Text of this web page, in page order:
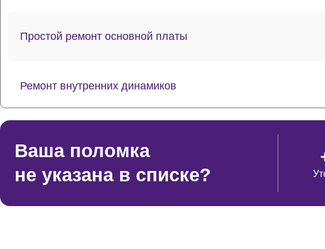
Простой ремонт основной платы
Ремонт внутренних динамиков
Ремонт токопроводящих резинок механизма клавиш
Ваша поломка
не указана в списке?